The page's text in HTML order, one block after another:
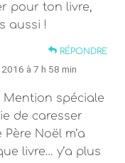
pour ton livre,
aussi !
RÉPONDRE
2016 à 7 h 58 min
Mention spéciale
de caresser
Noël m’a
livre… y’a plus